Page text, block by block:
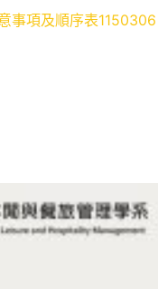
事項及順序表1150306